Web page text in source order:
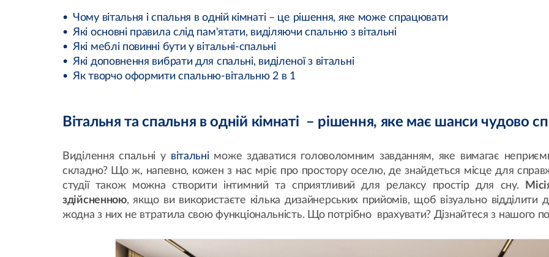
Чому вітальня і спальня в одній кімнаті – це рішення, яке може спрацювати
Які основні правила слід пам'ятати, виділяючи спальню з вітальні
Які меблі повинні бути у вітальні-спальні
Які доповнення вибрати для спальні, виділеної з вітальні
Як творчо оформити спальню-вітальню 2 в 1
Вітальня та спальня в одній кімнаті – рішення, яке має шанси чудово
Виділення спальні у вітальніможе здаватися головоломним завданням, яке вимагає
складно? Що ж, напевно, кожен з нас мріє про простору оселю, де знайдеться місце для
студії також можна створити інтимний та сприятливий для релаксу простір для сну.
здійсненною, якщо ви використаєте кілька дизайнерських прийомів, щоб візуально відділити
жодна з них не втратила свою функціональність. Що потрібно врахувати? Дізнайтеся з нашого